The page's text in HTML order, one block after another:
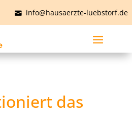
info@hausaerzte-luebstorf.de
das